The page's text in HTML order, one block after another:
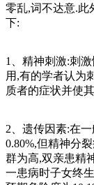
零乱,词不达意.此
下:
1、精神刺激:刺
用,有的学者认为
质者的症状并使
2、遗传因素:在
0.80%,但精神分
群为高,双亲患精
一患病时子女终